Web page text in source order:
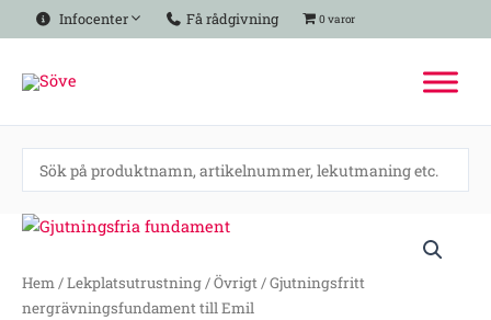
Hoppa
till
Infocenter Få rådgivning 0 varor
Hem/Lekplatsutrustning/Övrigt/ Gjutningsfritt
nergrävningsfundament till Emil
Gjutningsfritt
till
Emil